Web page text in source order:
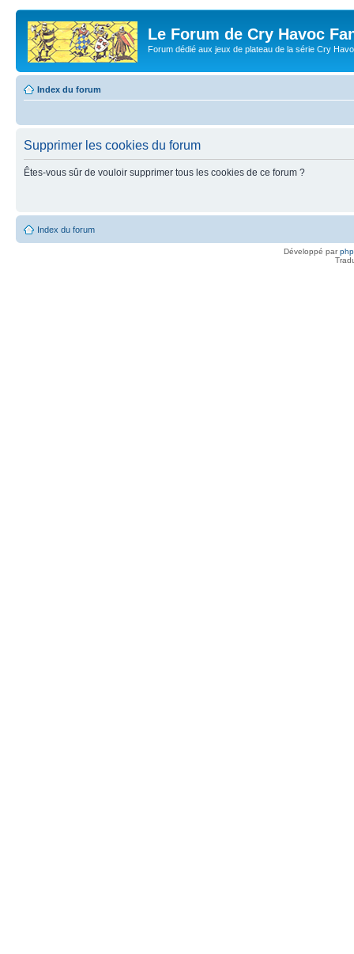
Le Forum de Cry Havoc
Forum dédié aux jeux de plateau de la série Cry
Index du forum
Supprimer les cookies du forum
Êtes-vous sûr de vouloir supprimer tous les cookies de ce forum ?
Index du forum
Développé par